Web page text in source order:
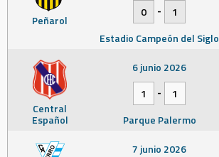
Peñarol
0
-
1
Estadio Campeón del Siglo
Central
Español
6 junio 2026
1
-
1
Parque Palermo
7 junio 2026